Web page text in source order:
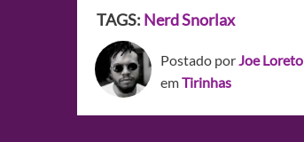
TAGS: NerdSnorlax
Postado porJoe Loreto
emTirinhas